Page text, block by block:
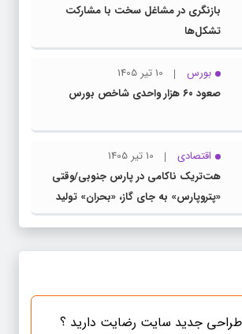
بازنگری در مشاغل سخت با مشارکت
تشکل‌ها
بورس
10 تیر 1405
صعود ۶۰ هزار واحدی شاخص بورس
اقتصادی
10 تیر 1405
هت‌تریک ناکامی در پارس جنوبی/وقتی
«پتروپارس» به جای گاز، «بحران» تولید
می‌کند
جدید سایت رضایت دارید ؟